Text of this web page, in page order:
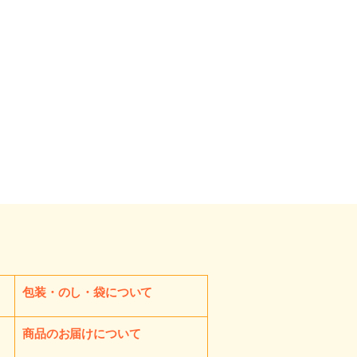
包装・のし・袋について
商品のお届けについて